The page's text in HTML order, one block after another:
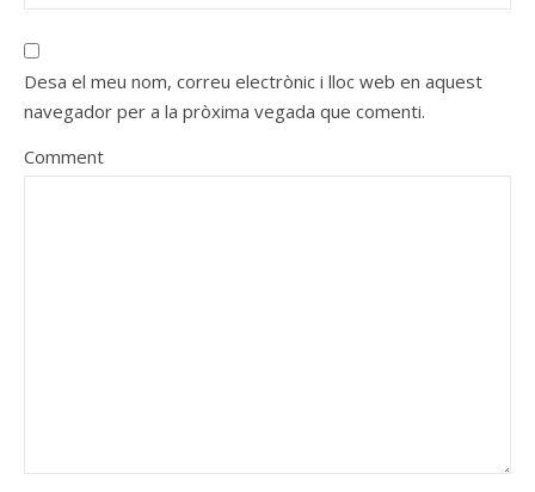
Desa el meu nom, correu electrònic i lloc web en aquest
navegador per a la pròxima vegada que comenti.
Comment